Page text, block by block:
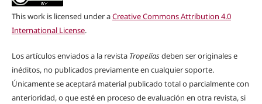
This work is licensed under aCreative Commons Attribution 4.0
International License.
Los artículos enviados a la revista Tropelíasdeben ser originales e
inéditos, no publicados previamente en cualquier soporte.
Únicamente se aceptará material publicado total o parcialmente con
anterioridad, o que esté en proceso de evaluación en otra revista, si